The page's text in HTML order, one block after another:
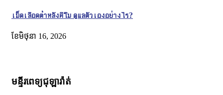
เม็ดเลือดต่ำหลังคีโม ดูแลตัวเองอย่างไร?
ខែ​មិថុនា 16, 2026
មន្ទីរពេទ្យជុឡារ៉ាត់